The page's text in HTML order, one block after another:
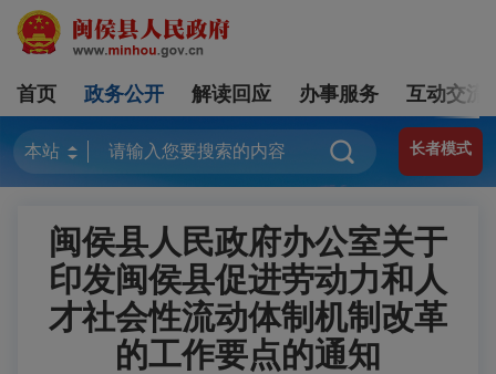
首页 政务公开 解读回应 办事服务 互动交流
长者模式
闽侯县人民政府办公室关于
印发闽侯县促进劳动力和人
才社会性流动体制机制改革
的工作要点的通知